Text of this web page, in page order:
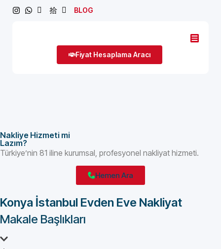
BLOG
Fiyat Hesaplama Aracı
Nakliye Hizmeti mi
Lazım?
Türkiye’nin 81 iline kurumsal, profesyonel nakliyat hizmeti.
Hemen Ara
Konya İstanbul Evden Eve Nakliyat
Makale Başlıkları